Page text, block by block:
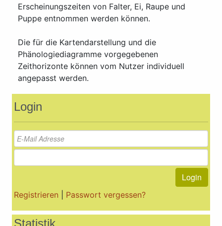
Erscheinungszeiten von Falter, Ei, Raupe und
Puppe entnommen werden können.
Die für die Kartendarstellung und die
Phänologiediagramme vorgegebenen
Zeithorizonte können vom Nutzer individuell
angepasst werden.
Login
Login
Registrieren Passwort vergessen?
Statistik